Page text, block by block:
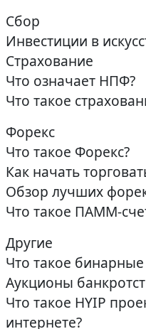
Сбор
Инвестиции в
Страхование
Что означает НПФ?
Что такое
Форекс
Что такое Форекс?
Как начать
Обзор лучших
Что такое ПАММ-
Другие
Что такое
Аукционы
Что такое HYIP
интернете?